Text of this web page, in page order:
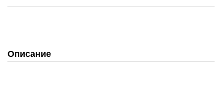
Описание